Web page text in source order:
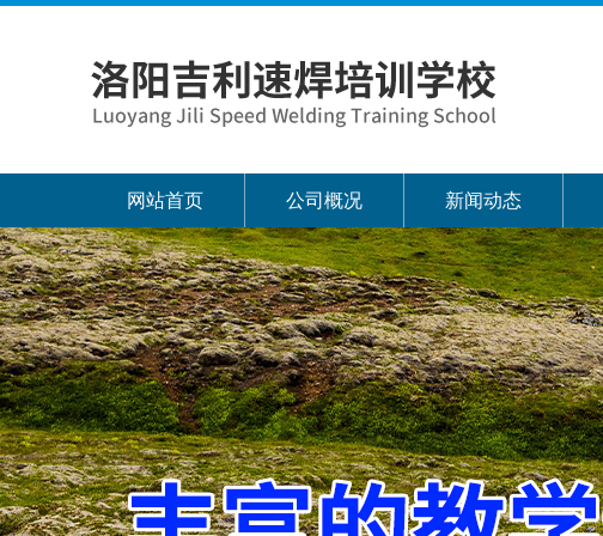
网站首页 公司概况 新闻动态